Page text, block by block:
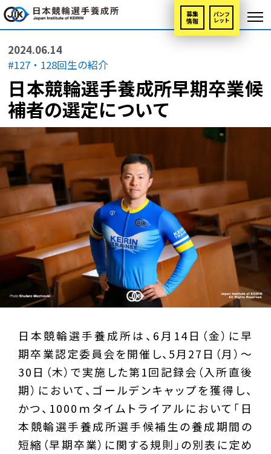
募集
情報
パンフ
レット
2024.06.14
#127・128回生の紹介
日本競輪選手養成所早期卒業候
補者の選定について
日本競輪選手養成所は、6月14日（金）に早
期卒業認定委員会を開催し、5月27日（月）～
30日（木）で実施した第1回記録会（入所直後
期）において、ゴールデンキャップを獲得し、
かつ、1000ｍタイムトライアルにおいて「日
本競輪選手養成所選手候補生の養成期間の
短縮（早期卒業）に関する規則」の別表に定め